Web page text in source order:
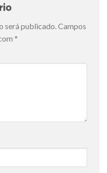
será publicado.Campos
*